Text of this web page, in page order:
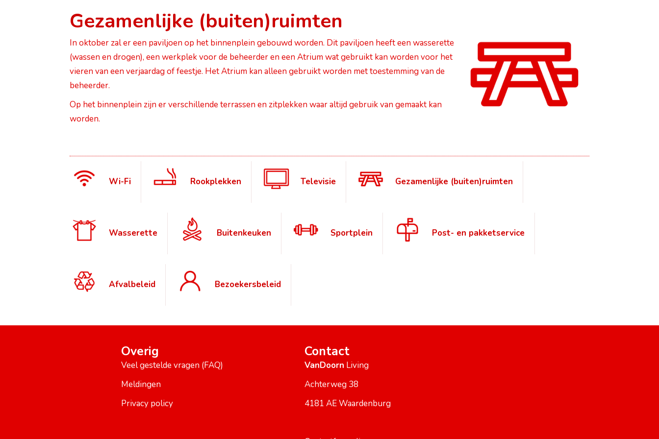
Gezamenlijke (buiten)ruimten
In oktober zal er een paviljoen op het binnenplein gebouwd worden. Dit paviljoen heeft een wasserette
(wassen en drogen), een werkplek voor de beheerder en een Atrium wat gebruikt kan worden voor het
vieren van een verjaardag of feestje. Het Atrium kan alleen gebruikt worden met toestemming van de
beheerder.
Op het binnenplein zijn er verschillende terrassen en zitplekken waar altijd gebruik van gemaakt kan
worden.
Wi-Fi Rookplekken Televisie Gezamenlijke (buiten)ruimten
Wasserette Buitenkeuken Sportplein Post- en pakketservice
Afvalbeleid Bezoekersbeleid
Overig
Veel gestelde vragen (FAQ)
Meldingen
Privacy policy
Contact
VanDoorn Living
Achterweg 38
4181 AE Waardenburg